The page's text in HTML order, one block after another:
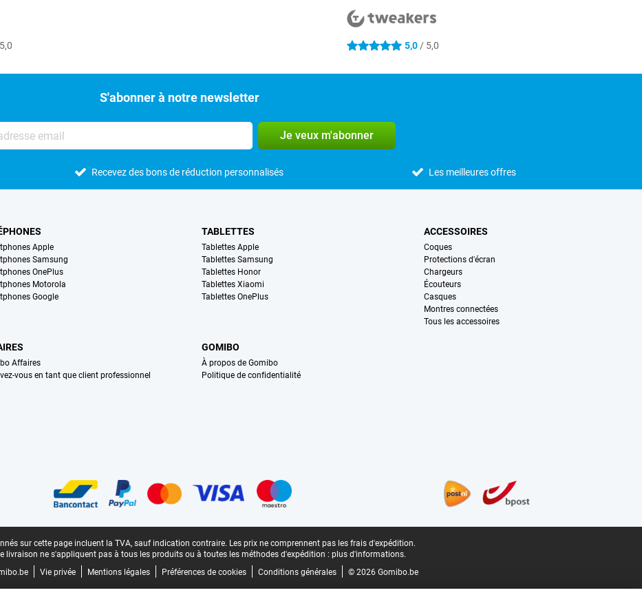
5 étoiles 5,0 / 5,0
S'abonner à notre newsletter
Je veux m'abonner
Recevez des bons de réduction personnalisés Les meilleures offres
Apple
Samsung
OnePlus
Motorola
Google
TABLETTES
Tablettes Apple
Tablettes Samsung
Tablettes Honor
Tablettes Xiaomi
Tablettes OnePlus
ACCESSOIRES
Coques
Protections d'écran
Chargeurs
Écouteurs
Casques
Montres connectées
Tous les accessoires
Affaires
vous en tant que client professionnel
GOMIBO
À propos de Gomibo
Politique de confidentialité
sur cette page incluent la TVA, sauf indication contraire. Les prix ne comprennent pas les frais d'expédition.
livraison ne s'appliquent pas à tous les produits ou à toutes les méthodes d'expédition : plus d'informations.
Vie privée Mentions légales Préférences de cookies Conditions générales © 2026 Gomibo.be